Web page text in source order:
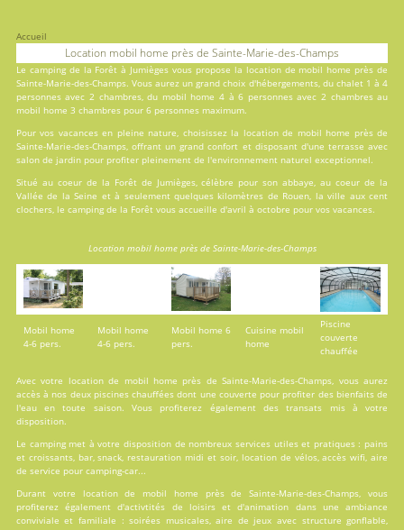
Accueil
Location mobil home près de Sainte-Marie-des-Champs
Le camping de la Forêt à Jumièges vous propose la location de mobil home près de
Sainte-Marie-des-Champs. Vous aurez un grand choix d'hébergements, du chalet1 à 4
personnes avec 2 chambres, du mobil home 4 à 6 personnes avec 2 chambres au
mobil home 3 chambres pour 6 personnes maximum.
Pour vos vacances en pleine nature, choisissez la location de mobil home près de
Sainte-Marie-des-Champs, offrant un grand confort et disposant d'une terrasse avec
salon de jardin pour profiter pleinement de l'environnement naturel exceptionnel.
Situé au coeur de la Forêt de Jumièges, célèbre pour son abbaye, au coeur de la
Vallée de la Seine et à seulement quelques kilomètres de Rouen, la ville aux cent
clochers, le camping de la Forêt vous accueille d'avril à octobre pour vos vacances.
Location mobil home près de Sainte-Marie-des-Champs
Mobil home
4-6 pers.
Mobil home
4-6 pers.
Mobil home 6
pers.
Cuisine mobil
home
Piscine
couverte
chauffée
Avec votre location de mobil home près de Sainte-Marie-des-Champs, vous aurez
accès à nos deux piscineschauffées dont une couverte pour profiter des bienfaits de
l'eau en toute saison. Vous profiterez également des transats mis à votre
disposition.
Le camping met à votre disposition de nombreux servicesutiles et pratiques : pains
et croissants, bar, snack, restauration midi et soir, location de vélos, accès wifi, aire
de service pour camping-car...
Durant votre location de mobil home près de Sainte-Marie-des-Champs, vous
profiterez également d'activtités de loisirs et d'animation dans une ambiance
conviviale et familiale : soirées musicales, aire de jeux avec structure gonflable,